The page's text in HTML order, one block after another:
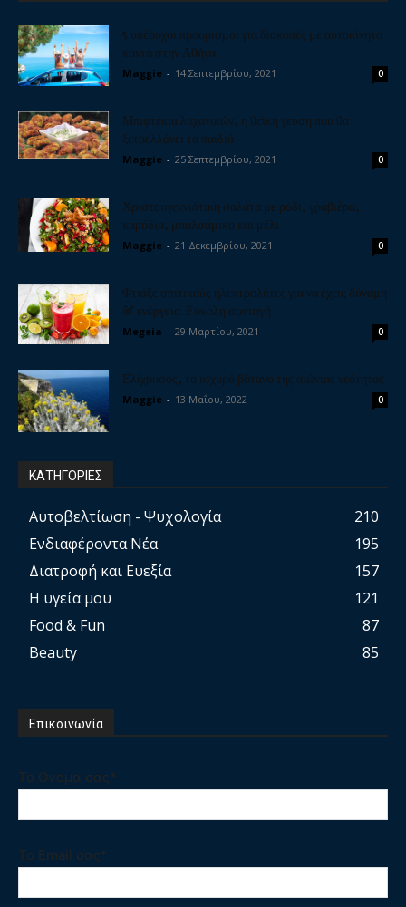
5 υπέροχοι προορισμοί για διακοπές με αυτοκίνητο
κοντά στην Αθήνα
Maggie - 14 Σεπτεμβρίου, 2021 0
Μπιφτέκια λαχανικών, η θεϊκή γεύση που θα
ξετρελλάνει τα παιδιά
Maggie - 25 Σεπτεμβρίου, 2021 0
Χριστουγεννιάτικη σαλάτα με ρόδι, γραβιέρα,
καρύδια, μπαλσάμικο και μέλι
Maggie - 21 Δεκεμβρίου, 2021 0
Φτιάξε σπιτικούς ηλεκτρολύτες για να έχεις δύναμη
& ενέργεια. Εύκολη συνταγή
Megeia - 29 Μαρτίου, 2021 0
Ελίχρυσος, το ισχυρό βότανο της αιώνιας νεότητας
Maggie - 13 Μαΐου, 2022 0
ΚΑΤΗΓΟΡΙΕΣ
Αυτοβελτίωση - Ψυχολογία
210
Ενδιαφέροντα Νέα
195
Διατροφή και Ευεξία
157
Η υγεία μου
121
Food & Fun
87
Beauty
85
Επικοινωνία
Το Ονομα σας*
Το Email σας*